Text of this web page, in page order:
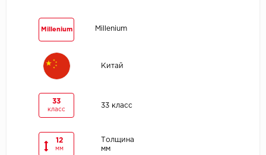
Millenium Millenium
Китай
33
класс
33 класс
12
мм
Толщина
мм